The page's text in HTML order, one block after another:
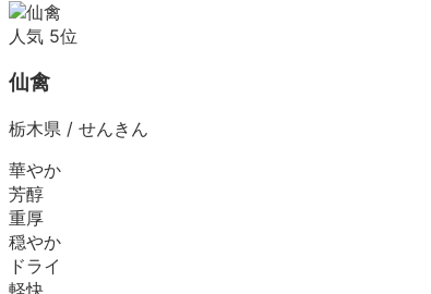
人気 5位
仙禽
栃木県 / せんきん
華やか
芳醇
重厚
穏やか
ドライ
軽快